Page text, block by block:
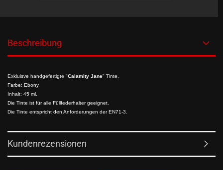
Beschreibung
Exkluisve handgefertigte "Calamity Jane" Tinte.
Farbe: Ebony,
Inhalt: 45 ml.
Die Tinte ist für alle Füllfederhalter geeignet.
Die Tinte entspricht den Anforderungen der EN71-3.
Kundenrezensionen